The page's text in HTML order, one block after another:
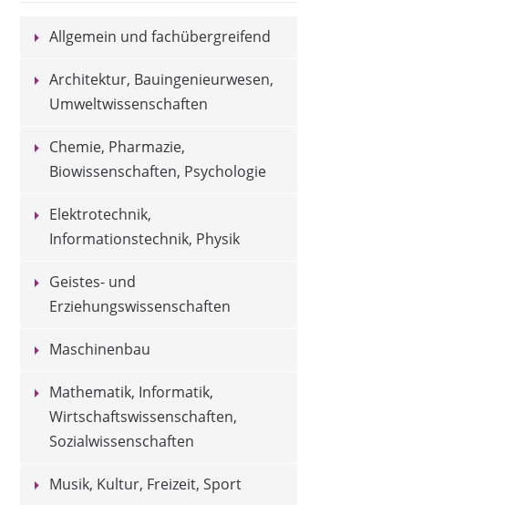
Allgemein und fachübergreifend
Architektur, Bauingenieurwesen,
Umweltwissenschaften
Chemie, Pharmazie,
Biowissenschaften, Psychologie
Elektrotechnik,
Informationstechnik, Physik
Geistes- und
Erziehungswissenschaften
Maschinenbau
Mathematik, Informatik,
Wirtschaftswissenschaften,
Sozialwissenschaften
Musik, Kultur, Freizeit, Sport